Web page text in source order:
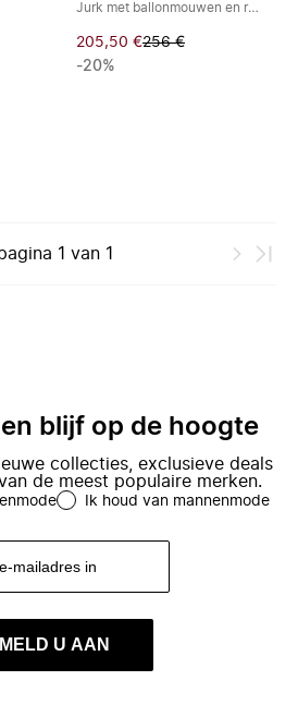
Jurk met ballonmouwen en ruitjes
205,50 €256 €
-20%
1 van 1
blijf op de hoogte
collecties, exclusieve deals
de meest populaire merken.
Ik houd van mannenmode
MELD U AAN